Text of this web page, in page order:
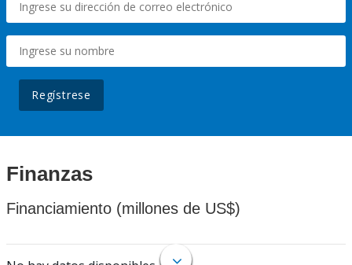
Regístrese
Finanzas
Financiamiento (millones de US$)